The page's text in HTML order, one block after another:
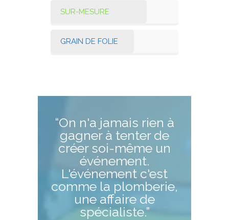
SUR-MESURE
GRAIN DE FOLIE
“On n'a jamais rien à
gagner à tenter de
créer soi-même un
événement.
L'événement c'est
comme la plomberie,
une affaire de
spécialiste.”